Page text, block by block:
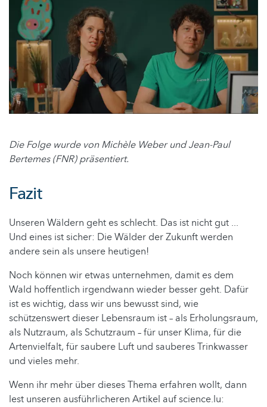
Die Folge wurde von Michèle Weber und Jean-Paul
Bertemes (FNR) präsentiert.
Fazit
Unseren Wäldern geht es schlecht. Das ist nicht gut ...
Und eines ist sicher: Die Wälder der Zukunft werden
andere sein als unsere heutigen!
Noch können wir etwas unternehmen, damit es dem
Wald hoffentlich irgendwann wieder besser geht. Dafür
ist es wichtig, dass wir uns bewusst sind, wie
schützenswert dieser Lebensraum ist – als Erholungsraum,
als Nutzraum, als Schutzraum – für unser Klima, für die
Artenvielfalt, für saubere Luft und sauberes Trinkwasser
und vieles mehr.
Wenn ihr mehr über dieses Thema erfahren wollt, dann
lest unseren ausführlicheren Artikel auf science.lu: